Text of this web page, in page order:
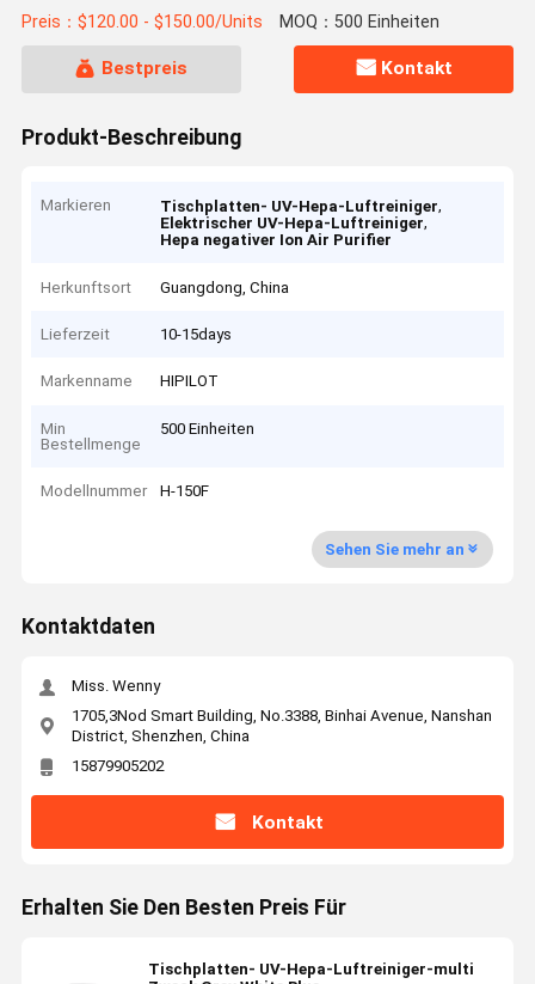
Preis：$120.00 - $150.00/Units MOQ：500 Einheiten
Bestpreis Kontakt
Produkt-Beschreibung
Markieren Tischplatten- UV-Hepa-Luftreiniger,
Elektrischer UV-Hepa-Luftreiniger,
Hepa negativer Ion Air Purifier
Herkunftsort Guangdong, China
Lieferzeit 10-15days
Markenname HIPILOT
Min
Bestellmenge
500 Einheiten
Modellnummer H-150F
Sehen Sie mehr an
Kontaktdaten
Miss. Wenny
1705,3Nod Smart Building, No.3388, Binhai Avenue, Nanshan
District, Shenzhen, China
15879905202
Kontakt
Erhalten Sie Den Besten Preis Für
Tischplatten- UV-Hepa-Luftreiniger-multi